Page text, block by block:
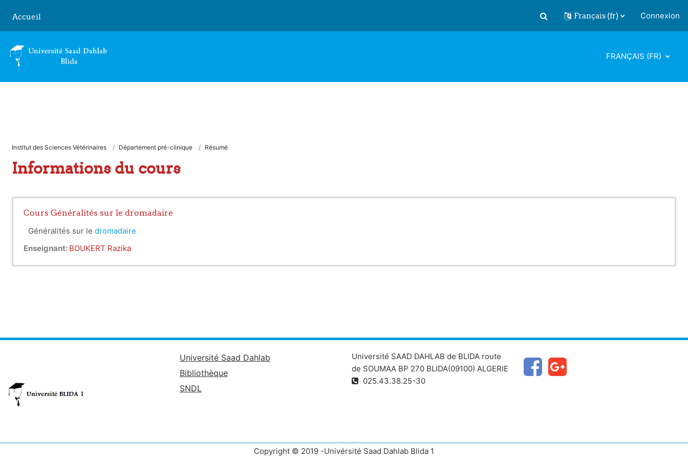
Accueil
Activer/désactiver la saisie de
Français ‎(fr)‎ Connexion
FRANÇAIS ‎(FR)‎
Institut des Sciences Vétérinaires Département pré-clinique Résumé
Informations du cours
Cours Généralités sur le dromadaire
Généralités sur le dromadaire
Enseignant: BOUKERT Razika
Université Saad Dahlab
Bibliothèque
SNDL
Université SAAD DAHLAB de BLIDA route
de SOUMAA BP 270 BLIDA(09100) ALGERIE
025.43.38.25-30
Copyright © 2019 -Univérsité Saad Dahlab Blida 1